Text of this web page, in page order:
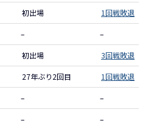
初出場 1回戦敗退
– –
初出場 3回戦敗退
27年ぶり2回目 1回戦敗退
– –
– –